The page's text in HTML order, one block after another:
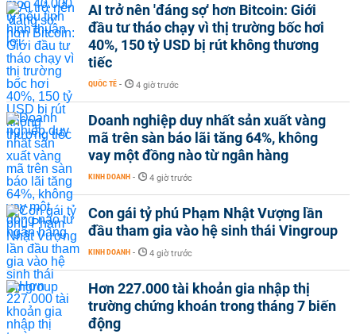
AI trở nên 'đáng sợ' hơn Bitcoin: Giới
đầu tư tháo chạy vì thị trường bốc hơi
40%, 150 tỷ USD bị rút không thương
tiếc
QUỐC TẾ - 4 giờ trước
Doanh nghiệp duy nhất sản xuất vàng
mã trên sàn báo lãi tăng 64%, không
vay một đồng nào từ ngân hàng
KINH DOANH - 4 giờ trước
Con gái tỷ phú Phạm Nhật Vượng lần
đầu tham gia vào hệ sinh thái Vingroup
KINH DOANH - 4 giờ trước
Hơn 227.000 tài khoản gia nhập thị
trường chứng khoán trong tháng 7 biến
động